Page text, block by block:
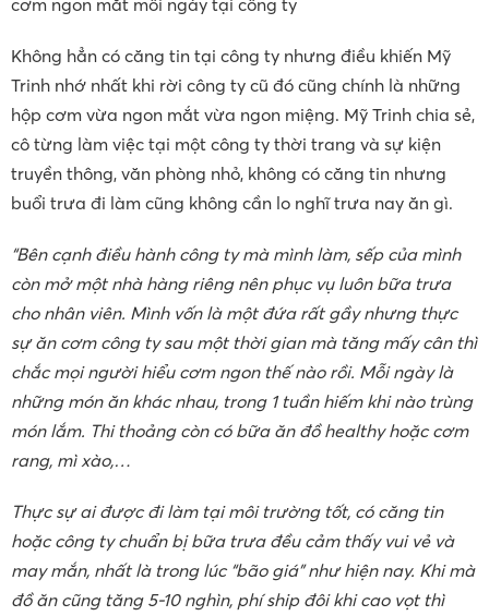
cơm ngon mắt mỗi ngày tại công ty
Không hẳn có căng tin tại công ty nhưng điều khiến Mỹ
Trinh nhớ nhất khi rời công ty cũ đó cũng chính là những
hộp cơm vừa ngon mắt vừa ngon miệng. Mỹ Trinh chia sẻ,
cô từng làm việc tại một công ty thời trang và sự kiện
truyền thông, văn phòng nhỏ, không có căng tin nhưng
buổi trưa đi làm cũng không cần lo nghĩ trưa nay ăn gì.
“Bên cạnh điều hành công ty mà mình làm, sếp của mình
còn mở một nhà hàng riêng nên phục vụ luôn bữa trưa
cho nhân viên. Mình vốn là một đứa rất gầy nhưng thực
sự ăn cơm công ty sau một thời gian mà tăng mấy cân thì
chắc mọi người hiểu cơm ngon thế nào rồi. Mỗi ngày là
những món ăn khác nhau, trong 1 tuần hiếm khi nào trùng
món lắm. Thi thoảng còn có bữa ăn đồ healthy hoặc cơm
rang, mì xào,…
Thực sự ai được đi làm tại môi trường tốt, có căng tin
hoặc công ty chuẩn bị bữa trưa đều cảm thấy vui vẻ và
may mắn, nhất là trong lúc “bão giá” như hiện nay. Khi mà
đồ ăn cũng tăng 5-10 nghìn, phí ship đôi khi cao vọt thì